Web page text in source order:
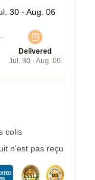
30 - Aug. 06
Delivered
Jul. 30 - Aug. 06
colis
n'est pas reçu